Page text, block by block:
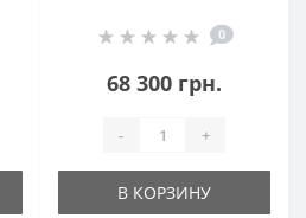
0
68 300 грн.
- +
В КОРЗИНУ